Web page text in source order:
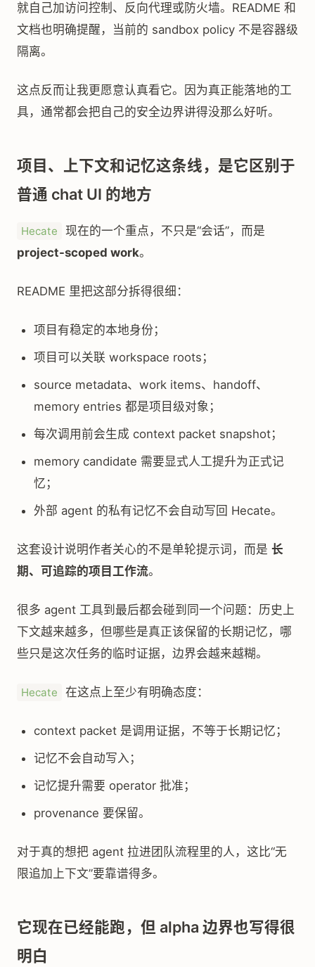
就自己加访问控制、反向代理或防火墙。README 和
文档也明确提醒，当前的 sandbox policy 不是容器级
隔离。
这点反而让我更愿意认真看它。因为真正能落地的工
具，通常都会把自己的安全边界讲得没那么好听。
项目、上下文和记忆这条线，是它区别于
普通 chat UI 的地方
Hecate
现在的一个重点，不只是“会话”，而是
project-scoped work。
README 里把这部分拆得很细：
项目有稳定的本地身份；
项目可以关联 workspace roots；
source metadata、work items、handoff、
memory entries 都是项目级对象；
每次调用前会生成 context packet snapshot；
memory candidate 需要显式人工提升为正式记
忆；
外部 agent 的私有记忆不会自动写回 Hecate。
这套设计说明作者关心的不是单轮提示词，而是 长
期、可追踪的项目工作流。
很多 agent 工具到最后都会碰到同一个问题：历史上
下文越来越多，但哪些是真正该保留的长期记忆，哪
些只是这次任务的临时证据，边界会越来越糊。
Hecate 在这点上至少有明确态度：
context packet 是调用证据，不等于长期记忆；
记忆不会自动写入；
记忆提升需要 operator 批准；
provenance 要保留。
对于真的想把 agent 拉进团队流程里的人，这比“无
限追加上下文”要靠谱得多。
它现在已经能跑，但 alpha 边界也写得很
明白